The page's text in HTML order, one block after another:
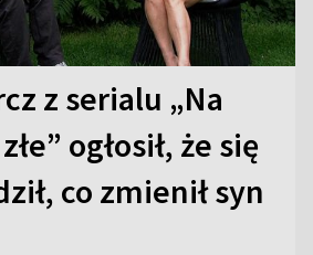
z serialu „Na
ogłosił, że się
co zmienił syn